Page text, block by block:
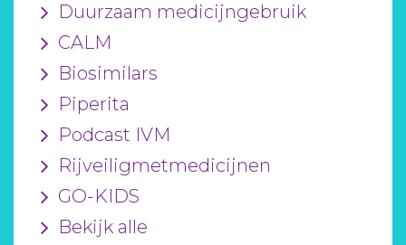
Duurzaam medicijngebruik
CALM
Biosimilars
Piperita
Podcast IVM
Rijveiligmetmedicijnen
GO-KIDS
Bekijk alle